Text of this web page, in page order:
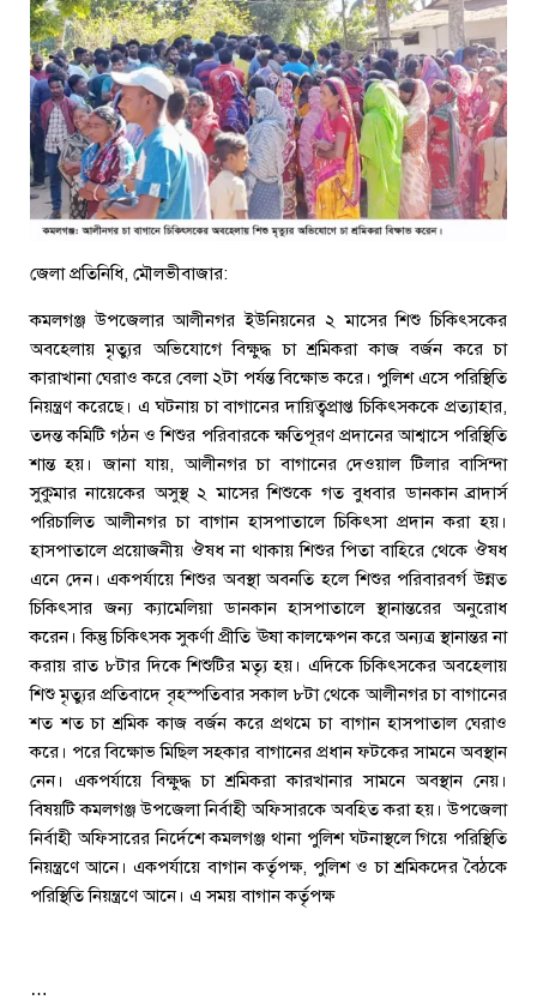
জেলা প্রতিনিধি, মৌলভীবাজার:
কমলগঞ্জ উপজেলার আলীনগর ইউনিয়নের ২ মাসের শিশু চিকিৎসকের
অবহেলায় মৃত্যুর অভিযোগে বিক্ষুদ্ধ চা শ্রমিকরা কাজ বর্জন করে চা
কারাখানা ঘেরাও করে বেলা ২টা পর্যন্ত বিক্ষোভ করে। পুলিশ এসে পরিস্থিতি
নিয়ন্ত্রণ করেছে। এ ঘটনায় চা বাগানের দায়িত্বপ্রাপ্ত চিকিৎসককে প্রত্যাহার,
তদন্ত কমিটি গঠন ও শিশুর পরিবারকে ক্ষতিপূরণ প্রদানের আশ্বাসে পরিস্থিতি
শান্ত হয়। জানা যায়, আলীনগর চা বাগানের দেওয়াল টিলার বাসিন্দা
সুকুমার নায়েকের অসুস্থ ২ মাসের শিশুকে গত বুধবার ডানকান ব্রাদার্স
পরিচালিত আলীনগর চা বাগান হাসপাতালে চিকিৎসা প্রদান করা হয়।
হাসপাতালে প্রয়োজনীয় ঔষধ না থাকায় শিশুর পিতা বাহিরে থেকে ঔষধ
এনে দেন। একপর্যায়ে শিশুর অবস্থা অবনতি হলে শিশুর পরিবারবর্গ উন্নত
চিকিৎসার জন্য ক্যামেলিয়া ডানকান হাসপাতালে স্থানান্তরের অনুরোধ
করেন। কিন্তু চিকিৎসক সুকর্ণা প্রীতি ঊষা কালক্ষেপন করে অন্যত্র স্থানান্তর না
করায় রাত ৮টার দিকে শিশুটির মত্যৃ হয়। এদিকে চিকিৎসকের অবহেলায়
শিশু মৃত্যুর প্রতিবাদে বৃহস্পতিবার সকাল ৮টা থেকে আলীনগর চা বাগানের
শত শত চা শ্রমিক কাজ বর্জন করে প্রথমে চা বাগান হাসপাতাল ঘেরাও
করে। পরে বিক্ষোভ মিছিল সহকার বাগানের প্রধান ফটকের সামনে অবস্থান
নেন। একপর্যায়ে বিক্ষুদ্ধ চা শ্রমিকরা কারখানার সামনে অবস্থান নেয়।
বিষয়টি কমলগঞ্জ উপজেলা নির্বাহী অফিসারকে অবহিত করা হয়। উপজেলা
নির্বাহী অফিসারের নির্দেশে কমলগঞ্জ থানা পুলিশ ঘটনাস্থলে গিয়ে পরিস্থিতি
নিয়ন্ত্রণে আনে। একপর্যায়ে বাগান কর্তৃপক্ষ, পুলিশ ও চা শ্রমিকদের বৈঠকে
পরিস্থিতি নিয়ন্ত্রণে আনে। এ সময় বাগান কর্তৃপক্ষ
…